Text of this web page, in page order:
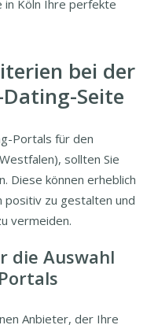
in Köln Ihre perfekte
bei der
Seite
Portals für den
sollten Sie
Diese können erheblich
positiv zu gestalten und
vermeiden.
die Auswahl
Anbieter, der Ihre